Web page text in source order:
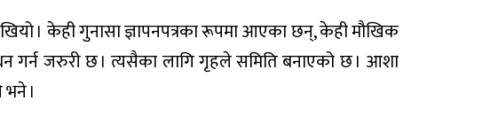
। केही गुनासा ज्ञापनपत्रका रूपमा आएका छन्, केही मौखिक
गर्न जरुरी छ । त्यसैका लागि गृहले समिति बनाएको छ । आशा
।